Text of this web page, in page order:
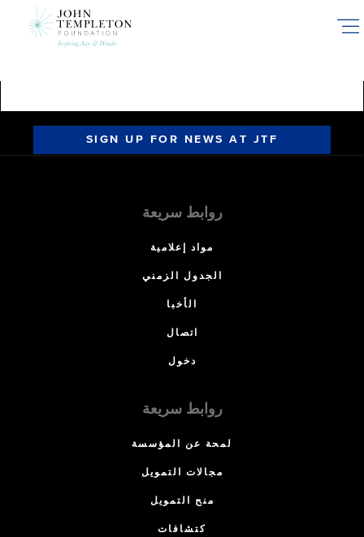
SIGN UP FOR NEWS AT JTF
روابط سريعة
مواد إعلامية
الجدول الزمني
الأخبا
اتصال
دخول
روابط سريعة
لمحة عن المؤسسة
مجالات التمويل
منح التمويل
كتشافات